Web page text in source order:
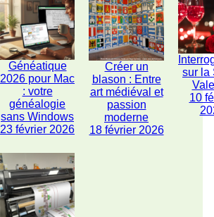
Généatique
2026 pour Mac
: votre
généalogie
sans Windows
23 février 2026
Créer un
blason : Entre
art médiéval et
passion
moderne
18 février 2026
sur la
10